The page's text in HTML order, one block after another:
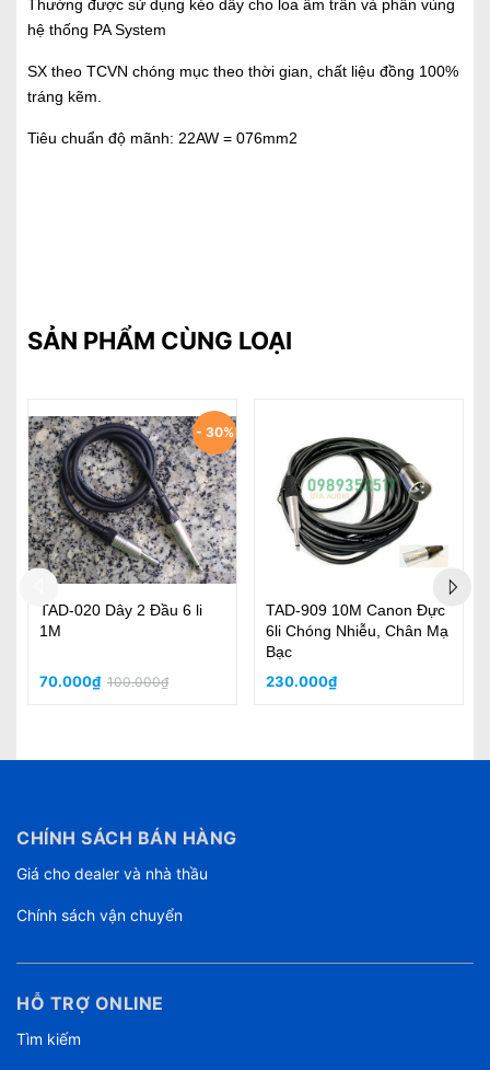
Thường được sử dụng kéo dây cho loa âm trần và phân vùng
hệ thống PA System
SX theo TCVN chóng mục theo thời gian, chất liệu đồng 100%
tráng kẽm.
Tiêu chuẩn độ mãnh: 22AW = 076mm2
SẢN PHẨM CÙNG LOẠI
- 30%
TAD-020 Dây 2 Đầu 6 li
1M
70.000₫100.000₫
TAD-909 10M Canon Đực
6li Chóng Nhiễu, Chân Mạ
Bạc
230.000₫
CHÍNH SÁCH BÁN HÀNG
Giá cho dealer và nhà thầu
Chính sách vận chuyển
HỖ TRỢ ONLINE
Tìm kiếm